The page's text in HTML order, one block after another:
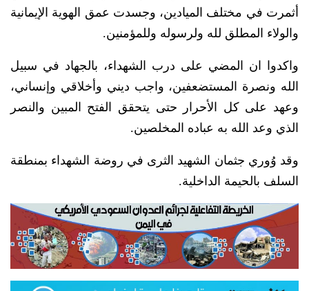
أثمرت في مختلف الميادين، وجسدت عمق الهوية الإيمانية
والولاء المطلق لله ولرسوله وللمؤمنين.
واكدوا ان المضي على درب الشهداء، بالجهاد في سبيل
الله ونصرة المستضعفين، واجب ديني وأخلاقي وإنساني،
وعهد على كل الأحرار حتى يتحقق الفتح المبين والنصر
الذي وعد الله به عباده المخلصين.
وقد وُوري جثمان الشهيد الثرى في روضة الشهداء بمنطقة
السلف بالحيمة الداخلية.